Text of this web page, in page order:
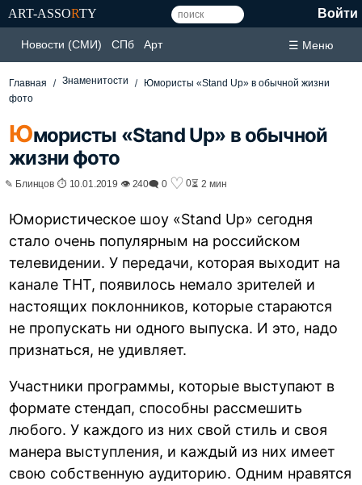
ART-ASSORTY Войти
Новости (СМИ) СПб Арт ☰ Меню
Главная Знаменитости
Юмористы «Stand Up» в обычной жизни
фото
Юмористы «Stand Up» в обычной
жизни фото
✎ Блинцов ⏱ 10.01.2019 👁 240🗨 0 ♡ 0⏳ 2 мин
Юмористическое шоу «Stand Up» сегодня
стало очень популярным на российском
телевидении. У передачи, которая выходит на
канале ТНТ, появилось немало зрителей и
настоящих поклонников, которые стараются
не пропускать ни одного выпуска. И это, надо
признаться, не удивляет.
Участники программы, которые выступают в
формате стендап, способны рассмешить
любого. У каждого из них свой стиль и своя
манера выступления, и каждый из них имеет
свою собственную аудиторию. Одним нравятся